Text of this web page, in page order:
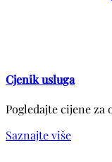
Cjenik usluga
Pogledajte cijene
Saznajte više